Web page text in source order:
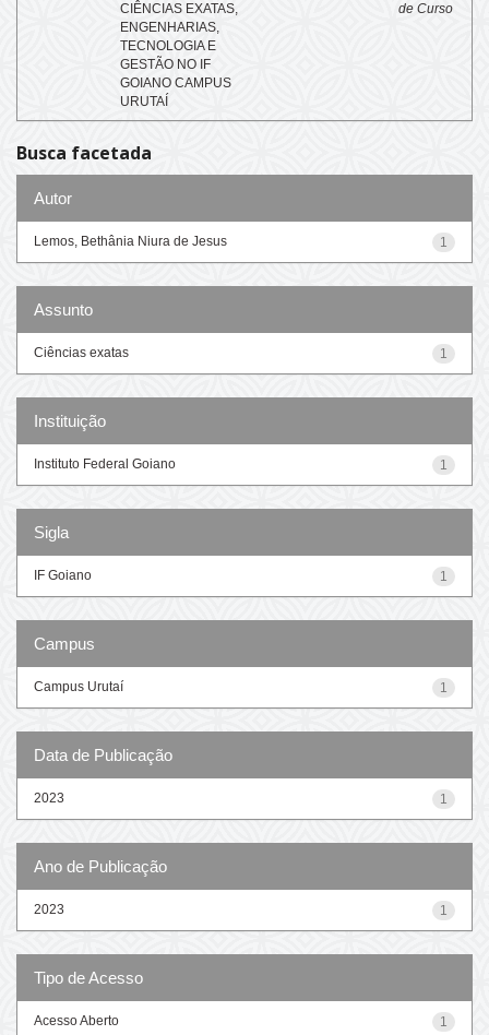
CIÊNCIAS EXATAS,
ENGENHARIAS,
TECNOLOGIA E
GESTÃO NO IF
GOIANO CAMPUS
URUTAÍ
de Curso
Busca facetada
Autor
1
Lemos, Bethânia Niura de Jesus
Assunto
1
Ciências exatas
Instituição
1
Instituto Federal Goiano
Sigla
1
IF Goiano
Campus
1
Campus Urutaí
Data de Publicação
1
2023
Ano de Publicação
1
2023
Tipo de Acesso
1
Acesso Aberto